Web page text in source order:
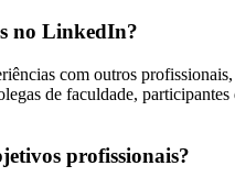
no LinkedIn?
com outros
de faculdade,
profissionais?